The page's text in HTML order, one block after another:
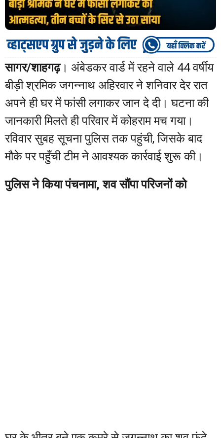
सागर/शाहगढ़। अंबेडकर वार्ड में रहने वाले 44 वर्षीय
बीड़ी श्रमिक जगन्नाथ अहिरवार ने शनिवार देर रात
अपने ही घर में फांसी लगाकर जान दे दी। घटना की
जानकारी मिलते ही परिवार में कोहराम मच गया।
रविवार सुबह सूचना पुलिस तक पहुंची, जिसके बाद
मौके पर पहुँची टीम ने आवश्यक कार्रवाई शुरू की।
पुलिस ने किया पंचनामा, शव सौंपा परिजनों को